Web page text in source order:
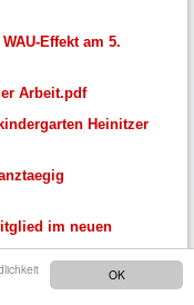
OK
Effekt am 5.
Arbeit.pdf
Heinitzer
im neuen
aufgehoben.pdf